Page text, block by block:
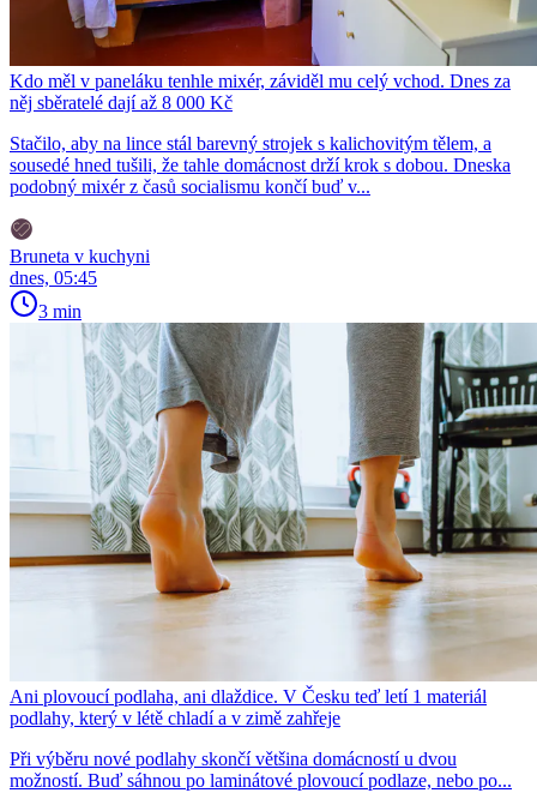
Kdo měl v paneláku tenhle mixér, záviděl mu celý vchod. Dnes za
něj sběratelé dají až 8 000 Kč
Stačilo, aby na lince stál barevný strojek s kalichovitým tělem, a
sousedé hned tušili, že tahle domácnost drží krok s dobou. Dneska
podobný mixér z časů socialismu končí buď v...
Bruneta v kuchyni
dnes, 05:45
3 min
Ani plovoucí podlaha, ani dlaždice. V Česku teď letí 1 materiál
podlahy, který v létě chladí a v zimě zahřeje
Při výběru nové podlahy skončí většina domácností u dvou
možností. Buď sáhnou po laminátové plovoucí podlaze, nebo po...